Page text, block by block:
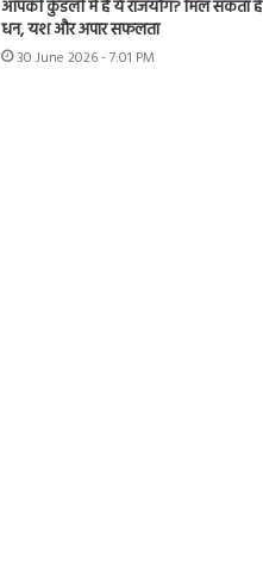
आपकी कुंडली में हैं ये राजयोग? मिल सकता है
धन, यश और अपार सफलता
30 June 2026 - 7:01 PM